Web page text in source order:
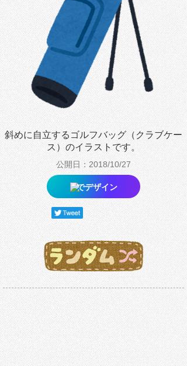
斜めに自立するゴルフバッグ（クラブケー
ス）のイラストです。
公開日：2018/10/27
でデザイン